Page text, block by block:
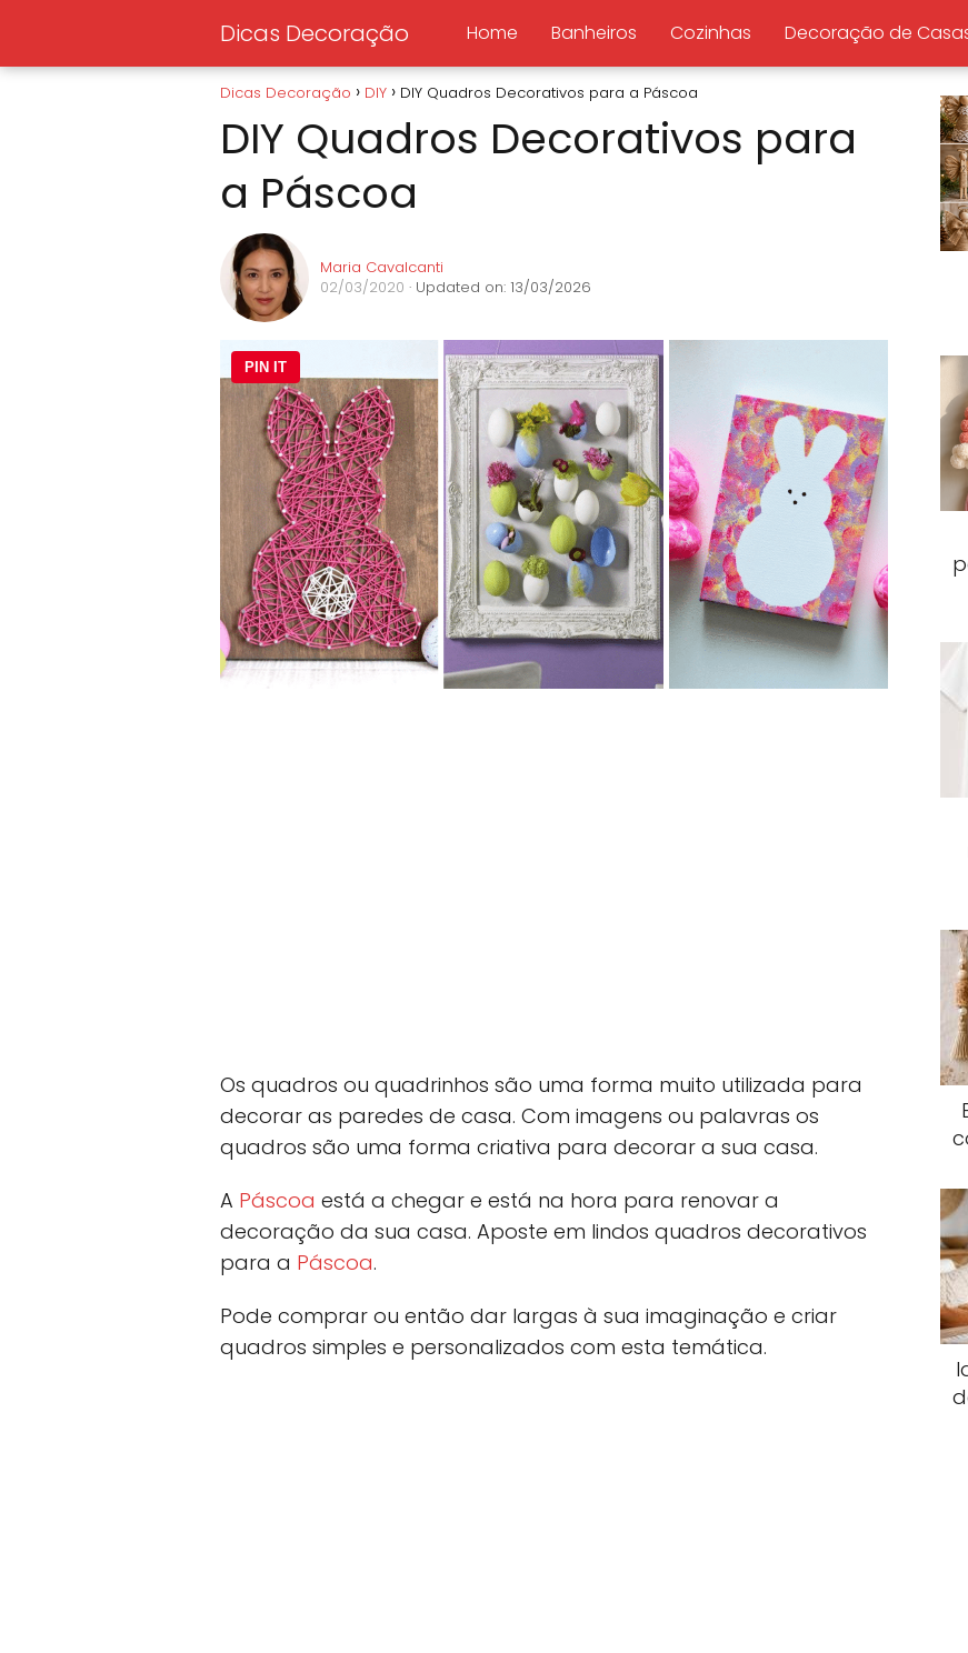
Dicas Decoração Home Banheiros Cozinhas Decoração de
Dicas Decoração DIY DIY Quadros Decorativos para a Páscoa
DIY Quadros Decorativos para
a Páscoa
Maria Cavalcanti
02/03/2020 · Updated on: 13/03/2026
PIN IT
Os quadros ou quadrinhos são uma forma muito utilizada para
decorar as paredes de casa. Com imagens ou palavras os
quadros são uma forma criativa para decorar a sua casa.
A Páscoa está a chegar e está na hora para renovar a
decoração da sua casa. Aposte em lindos quadros decorativos
para a Páscoa.
Pode comprar ou então dar largas à sua imaginação e criar
quadros simples e personalizados com esta temática.